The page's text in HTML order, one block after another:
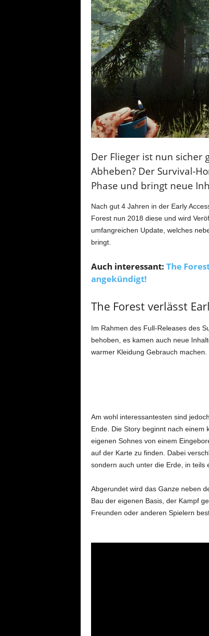
Der Flieger ist nun
Abheben? Der Survival-
Phase und bringt neue
Nach gut 4 Jahren in der Early
Forest nun 2018 diese und wird
umfangreichen Update, welches
bringt.
Auch interessant: The
angekündigt!
The Forest verlässt
Im Rahmen des Full-Releases des
behoben, es kamen auch neue
warmer Kleidung Gebrauch
Am wohl interessantesten sind
Ende. Die Story beginnt nach
eigenen Sohnes von einem
auf der Karte zu finden. Dabei
sondern auch unter die Erde, in teils
Abgerundet wird das Ganze neben
Bau der eigenen Basis, der Kampf
Freunden oder anderen Spielern